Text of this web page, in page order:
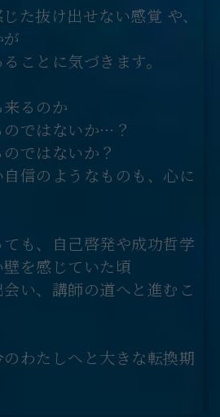
た抜け出せない感覚 や、
ことに気づきます。
るのか
ではないか…？
ではないか？
信のようなものも、心に
も、自己啓発や成功哲学
を感じていた頃
い、講師の道へと進むこ
わたしへと大きな転換期